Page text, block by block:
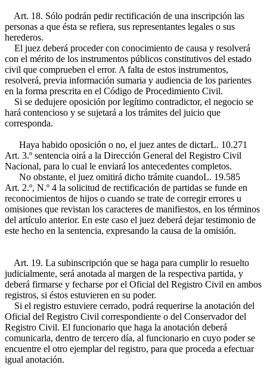
Art. 18. Sólo podrán pedir rectificación de una inscripción las
personas a que ésta se refiera, sus representantes legales o sus
herederos.
El juez deberá proceder con conocimiento de causa y resolverá
con el mérito de los instrumentos públicos constitutivos del estado
civil que comprueben el error. A falta de estos instrumentos,
resolverá, previa información sumaria y audiencia de los parientes
en la forma prescrita en el Código de Procedimiento Civil.
Si se dedujere oposición por legítimo contradictor, el negocio se
hará contencioso y se sujetará a los trámites del juicio que
corresponda.
Haya habido oposición o no, el juez antes de dictarL. 10.271
Art. 3.º sentencia oirá a la Dirección General del Registro Civil
Nacional, para lo cual le enviará los antecedentes completos.
No obstante, el juez omitirá dicho trámite cuandoL. 19.585
Art. 2.º, N.º 4 la solicitud de rectificación de partidas se funde en
reconocimientos de hijos o cuando se trate de corregir errores u
omisiones que revistan los caracteres de manifiestos, en los términos
del artículo anterior. En este caso el juez deberá dejar testimonio de
este hecho en la sentencia, expresando la causa de la omisión.
Art. 19. La subinscripción que se haga para cumplir lo resuelto
judicialmente, será anotada al margen de la respectiva partida, y
deberá firmarse y fecharse por el Oficial del Registro Civil en ambos
registros, si éstos estuvieren en su poder.
Si el registro estuviere cerrado, podrá requerirse la anotación del
Oficial del Registro Civil correspondiente o del Conservador del
Registro Civil. El funcionario que haga la anotación deberá
comunicarla, dentro de tercero día, al funcionario en cuyo poder se
encuentre el otro ejemplar del registro, para que proceda a efectuar
igual anotación.